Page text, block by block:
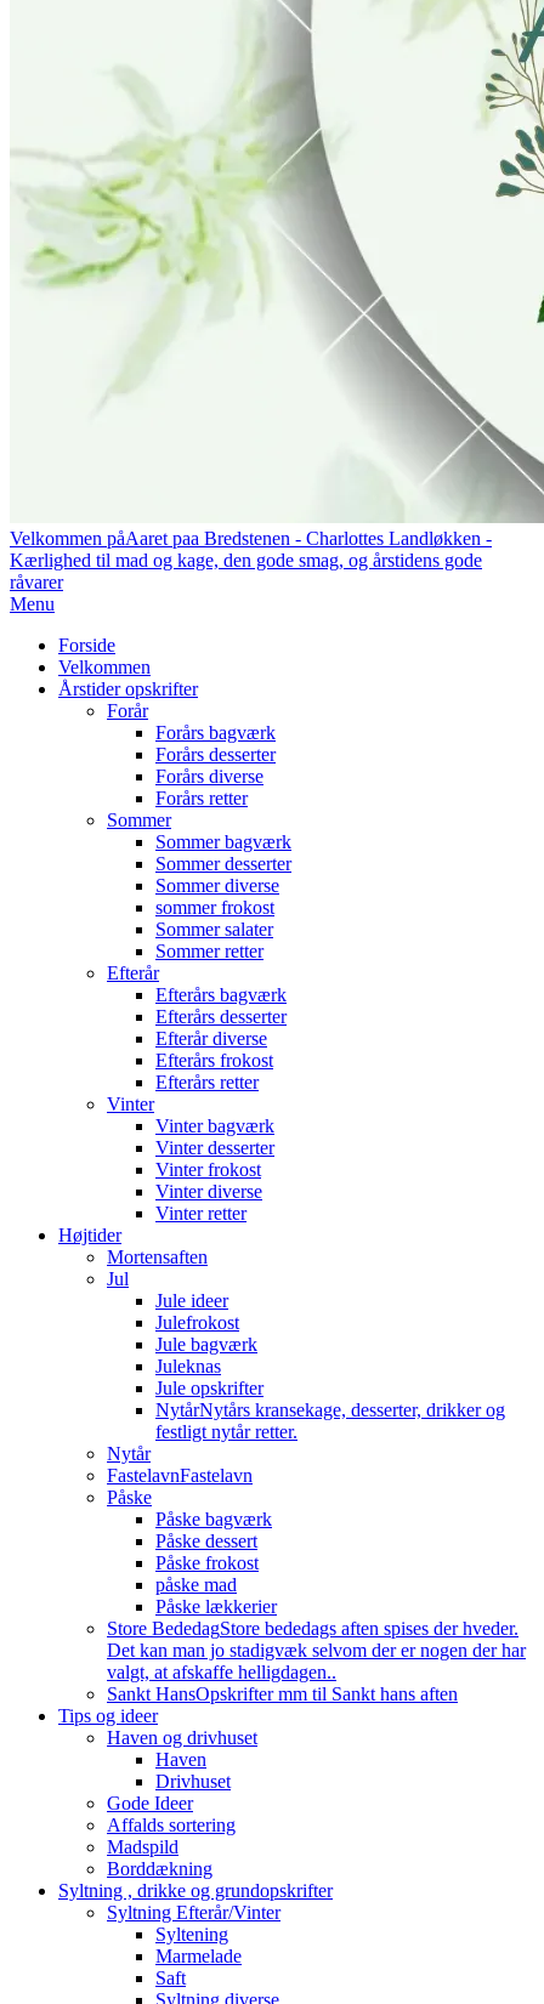
Velkommen påAaret paa Bredstenen - Charlottes Landløkken -
Kærlighed til mad og kage, den gode smag, og årstidens gode
råvarer
Primary
Menu
Menu
Forside
Velkommen
Årstider opskrifter
Forår
Forårs bagværk
Forårs desserter
Forårs diverse
Forårs retter
Sommer
Sommer bagværk
Sommer desserter
Sommer diverse
sommer frokost
Sommer salater
Sommer retter
Efterår
Efterårs bagværk
Efterårs desserter
Efterår diverse
Efterårs frokost
Efterårs retter
Vinter
Vinter bagværk
Vinter desserter
Vinter frokost
Vinter diverse
Vinter retter
Højtider
Mortensaften
Jul
Jule ideer
Julefrokost
Jule bagværk
Juleknas
Jule opskrifter
NytårNytårs kransekage, desserter, drikker og
festligt nytår retter.
Nytår
FastelavnFastelavn
Påske
Påske bagværk
Påske dessert
Påske frokost
påske mad
Påske lækkerier
Store BededagStore bededags aften spises der hveder.
Det kan man jo stadigvæk selvom der er nogen der har
valgt, at afskaffe helligdagen..
Sankt HansOpskrifter mm til Sankt hans aften
Tips og ideer
Haven og drivhuset
Haven
Drivhuset
Gode Ideer
Affalds sortering
Madspild
Borddækning
Syltning , drikke og grundopskrifter
Syltning Efterår/Vinter
Syltening
Marmelade
Saft